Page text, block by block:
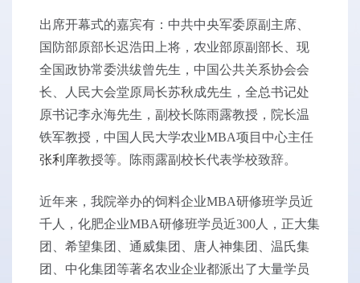
出席开幕式的嘉宾有：中共中央军委原副主席、
国防部原部长迟浩田上将，农业部原副部长、现
全国政协常委洪绂曾先生，中国公共关系协会会
长、人民大会堂原局长苏秋成先生，全总书记处
原书记李永海先生，副校长陈雨露教授，院长温
铁军教授，中国人民大学农业MBA项目中心主任
张利庠教授等。陈雨露副校长代表学校致辞。
近年来，我院举办的饲料企业MBA研修班学员近
千人，化肥企业MBA研修班学员近300人，正大集
团、希望集团、通威集团、唐人神集团、温氏集
团、中化集团等著名农业企业都派出了大量学员